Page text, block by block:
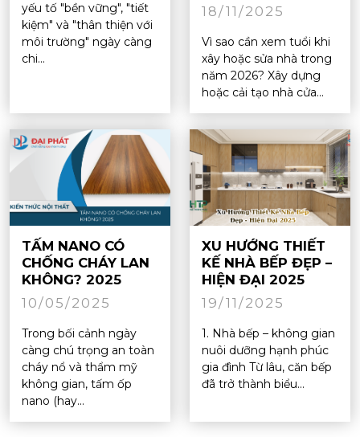
yếu tố "bền vững", "tiết
kiệm" và "thân thiện với
môi trường" ngày càng
chi...
18/11/2025
Vì sao cần xem tuổi khi
xây hoặc sửa nhà trong
năm 2026? Xây dựng
hoặc cải tạo nhà cửa...
TẤM NANO CÓ
CHỐNG CHÁY LAN
KHÔNG? 2025
10/05/2025
Trong bối cảnh ngày
càng chú trọng an toàn
cháy nổ và thẩm mỹ
không gian, tấm ốp
nano (hay...
XU HƯỚNG THIẾT
KẾ NHÀ BẾP ĐẸP –
HIỆN ĐẠI 2025
19/11/2025
1. Nhà bếp – không gian
nuôi dưỡng hạnh phúc
gia đình Từ lâu, căn bếp
đã trở thành biểu...